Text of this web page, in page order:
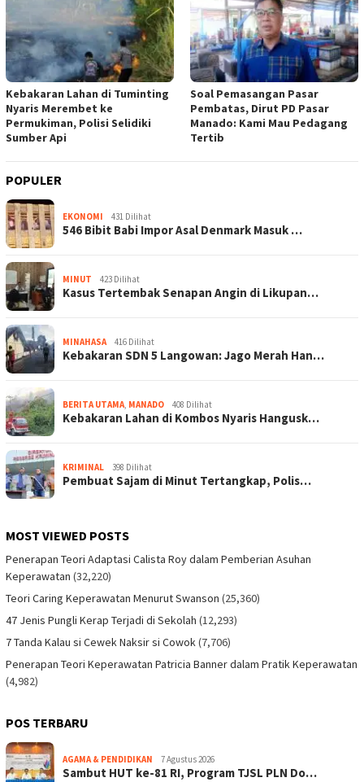
Kebakaran Lahan di Tuminting
Nyaris Merembet ke
Permukiman, Polisi Selidiki
Sumber Api
Soal Pemasangan Pasar
Pembatas, Dirut PD Pasar
Manado: Kami Mau Pedagang
Tertib
POPULER
EKONOMI 431 Dilihat
546 Bibit Babi Impor Asal Denmark Masuk …
MINUT 423 Dilihat
Kasus Tertembak Senapan Angin di Likupan…
MINAHASA 416 Dilihat
Kebakaran SDN 5 Langowan: Jago Merah Han…
BERITA UTAMA, MANADO 408 Dilihat
Kebakaran Lahan di Kombos Nyaris Hangusk…
KRIMINAL 398 Dilihat
Pembuat Sajam di Minut Tertangkap, Polis…
MOST VIEWED POSTS
Penerapan Teori Adaptasi Calista Roy dalam Pemberian Asuhan
Keperawatan (32,220)
Teori Caring Keperawatan Menurut Swanson (25,360)
47 Jenis Pungli Kerap Terjadi di Sekolah (12,293)
7 Tanda Kalau si Cewek Naksir si Cowok(7,706)
Penerapan Teori Keperawatan Patricia Banner dalam Pratik Keperawatan
(4,982)
POS TERBARU
AGAMA & PENDIDIKAN 7 Agustus 2026
Sambut HUT ke-81 RI, Program TJSL PLN Do…